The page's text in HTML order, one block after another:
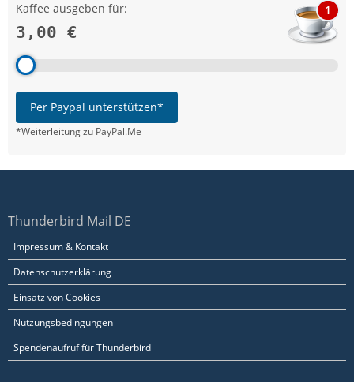
Kaffee ausgeben für:
3,00 €
1
Per Paypal unterstützen*
*Weiterleitung zu PayPal.Me
Thunderbird Mail DE
Impressum & Kontakt
Datenschutzerklärung
Einsatz von Cookies
Nutzungsbedingungen
Spendenaufruf für Thunderbird